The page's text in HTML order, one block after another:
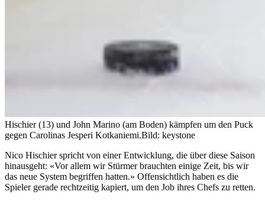
Hischier (13) und John Marino (am Boden) kämpfen um den Puck
gegen Carolinas Jesperi Kotkaniemi.Bild: keystone
Nico Hischier spricht von einer Entwicklung, die über diese Saison
hinausgeht: «Vor allem wir Stürmer brauchten einige Zeit, bis wir
das neue System begriffen hatten.» Offensichtlich haben es die
Spieler gerade rechtzeitig kapiert, um den Job ihres Chefs zu retten.